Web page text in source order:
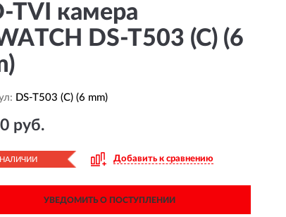
TVI камера
DS-T503 (C) (6
DS-T503 (C) (6 mm)
руб.
НАЛИЧИИ Добавить к сравнению
УВЕДОМИТЬ О ПОСТУПЛЕНИИ